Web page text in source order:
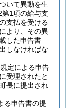
いて異動を生
第1項の給与支
支払を受ける
より、その異
した申告書
しなければな
定による申告
受理されたと
長に提出され
る申告書の提